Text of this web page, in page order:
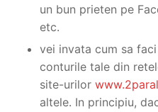
un bun prieten pe
etc.
vei invata cum sa
conturile tale din
site-urilor
altele. In principiu,